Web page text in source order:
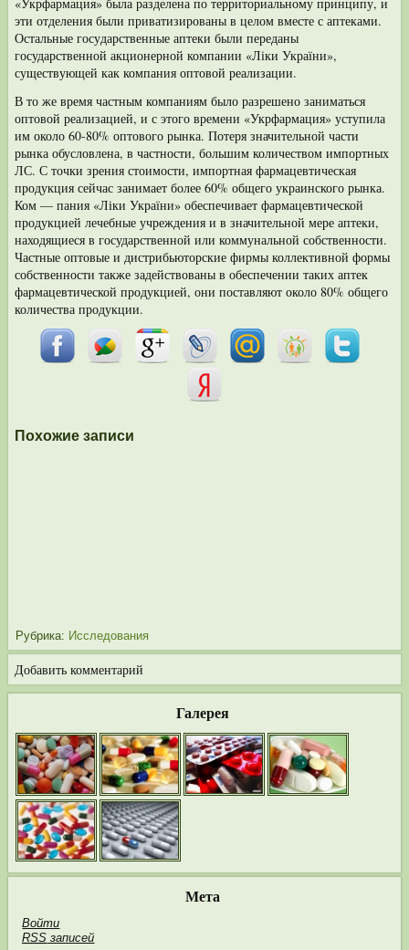
«Укрфармация» была разделена по территориальному принципу, и
эти отделения были приватизированы в целом вместе с аптеками.
Остальные госу­дарственные аптеки были переданы
государственной акционерной компании «Ліки України»,
существующей как компания оптовой реализации.
В то же время частным компаниям было разрешено заниматься
оптовой реа­лизацией, и с этого времени «Укрфармация» уступила
им около 60-80% оптово­го рынка. Потеря значительной части
рынка обусловлена, в частности, большим количеством импортных
ЛС. С точки зрения стоимости, импортная фармацевти­ческая
продукция сейчас занимает более 60% общего украинского рынка.
Ком — пания «Ліки України» обеспечивает фармацевтической
продукцией лечебные учреждения и в значительной мере аптеки,
находящиеся в государственной или коммунальной собственности.
Частные оптовые и дистрибьюторские фирмы коллективной формы
собственности также задействованы в обеспечении таких аптек
фармацевтической продукцией, они поставляют около 80% общего
коли­чества продукции.
Похожие записи
Рубрика: Исследования
Добавить комментарий
Галерея
Мета
Войти
RSS записей